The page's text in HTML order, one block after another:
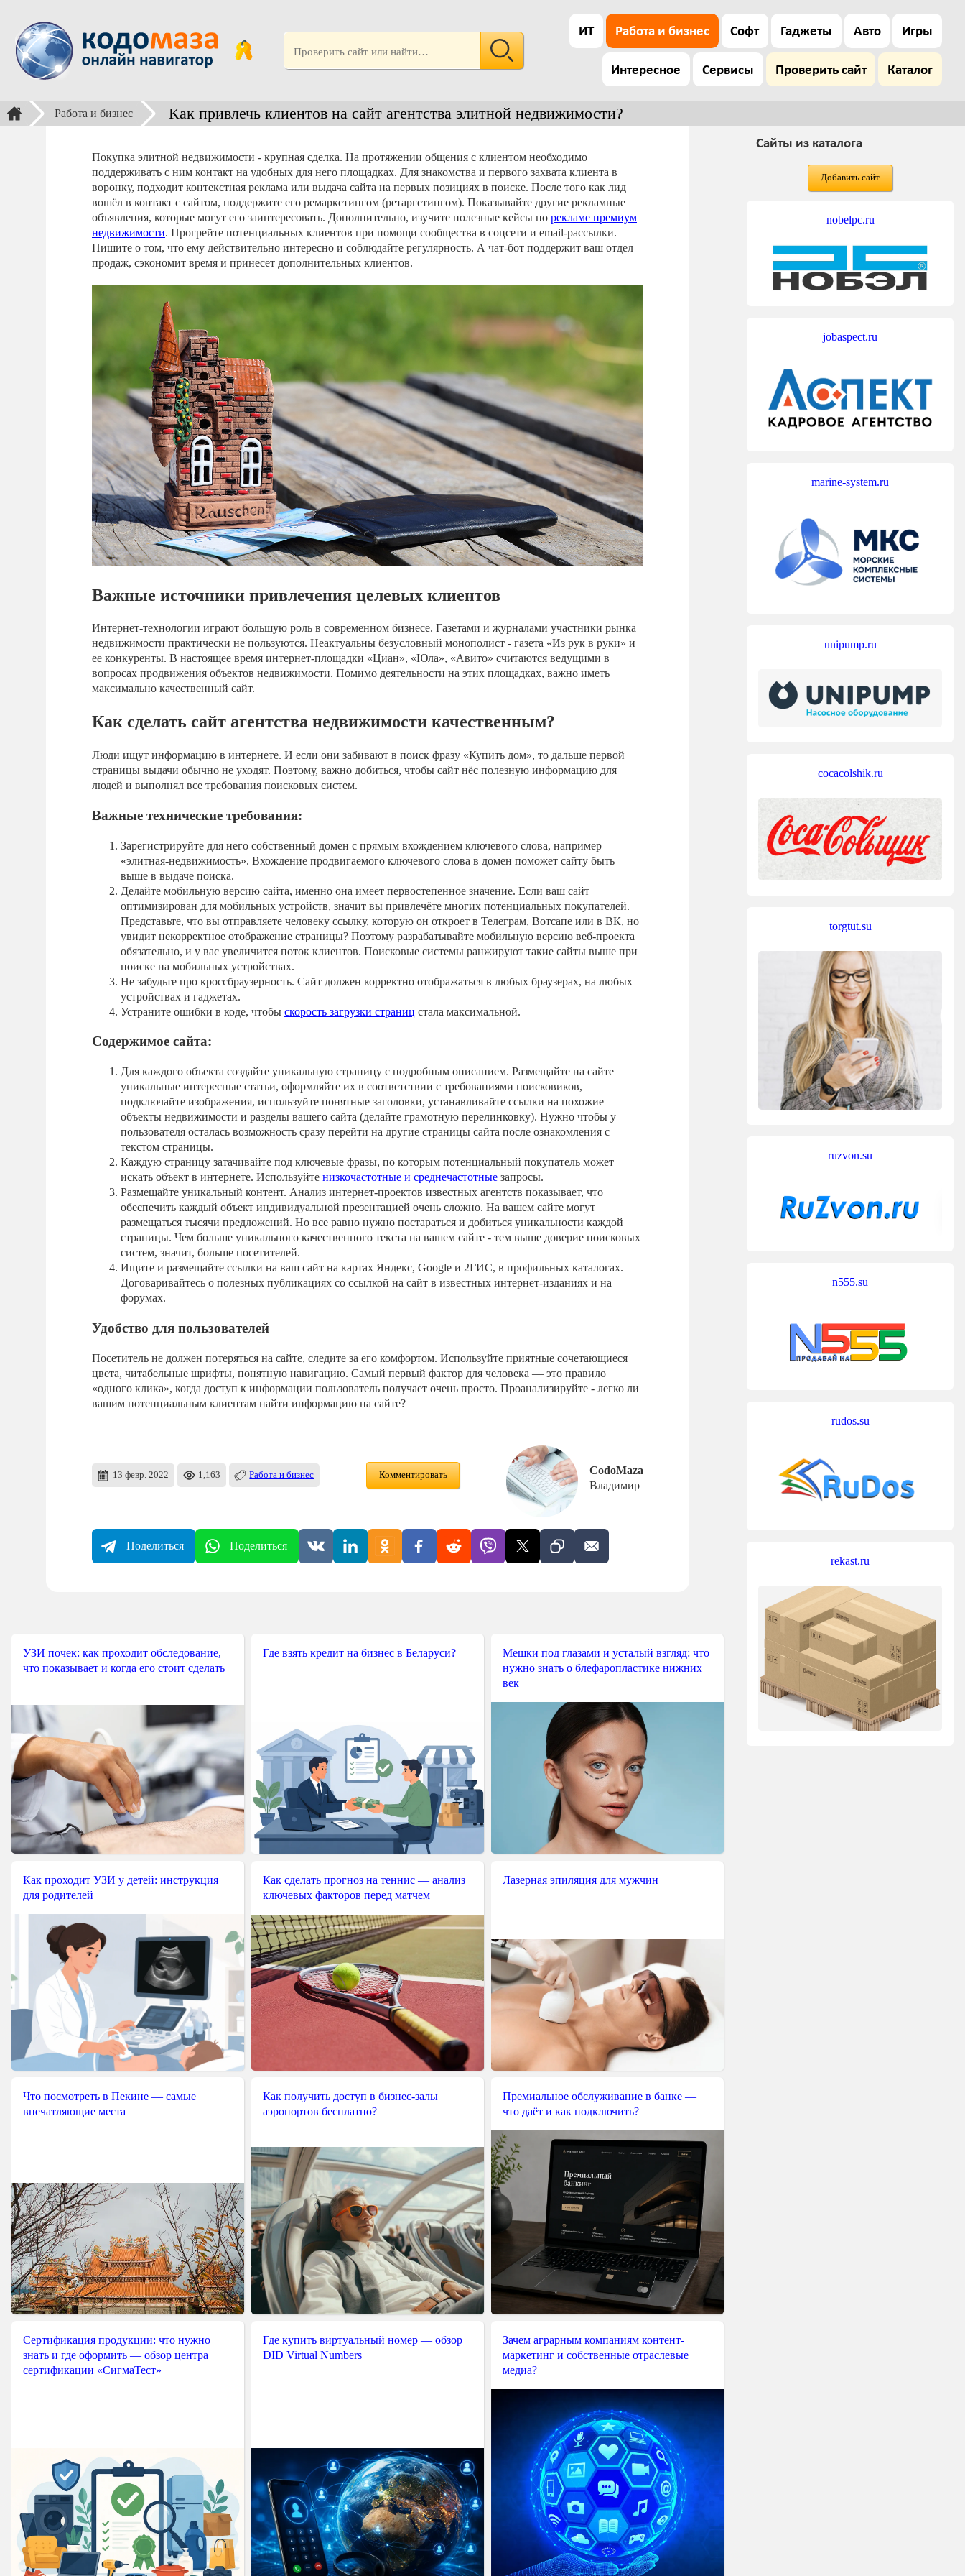
ИТ Работа и бизнес Софт Гаджеты Авто Игры
Интересное Сервисы Проверить сайт Каталог
Работа и бизнес Как привлечь клиентов на сайт агентства элитной недвижимости?
Покупка элитной недвижимости - крупная сделка. На протяжении общения с клиентом необходимо
поддерживать с ним контакт на удобных для него площадках. Для знакомства и первого захвата клиента в
воронку, подходит контекстная реклама или выдача сайта на первых позициях в поиске. После того как лид
вошёл в контакт с сайтом, поддержите его ремаркетингом (ретаргетингом). Показывайте другие рекламные
объявления, которые могут его заинтересовать. Дополнительно, изучите полезные кейсы по рекламе премиум
недвижимости. Прогрейте потенциальных клиентов при помощи сообщества в соцсети и email-рассылки.
Пишите о том, что ему действительно интересно и соблюдайте регулярность. А чат-бот поддержит ваш отдел
продаж, сэкономит время и принесет дополнительных клиентов.
Важные источники привлечения целевых клиентов
Интернет-технологии играют большую роль в современном бизнесе. Газетами и журналами участники рынка
недвижимости практически не пользуются. Неактуальны безусловный монополист - газета «Из рук в руки» и
ее конкуренты. В настоящее время интернет-площадки «Циан», «Юла», «Авито» считаются ведущими в
вопросах продвижения объектов недвижимости. Помимо деятельности на этих площадках, важно иметь
максимально качественный сайт.
Как сделать сайт агентства недвижимости качественным?
Люди ищут информацию в интернете. И если они забивают в поиск фразу «Купить дом», то дальше первой
страницы выдачи обычно не уходят. Поэтому, важно добиться, чтобы сайт нёс полезную информацию для
людей и выполнял все требования поисковых систем.
Важные технические требования:
Зарегистрируйте для него собственный домен с прямым вхождением ключевого слова, например
«элитная-недвижимость». Вхождение продвигаемого ключевого слова в домен поможет сайту быть
выше в выдаче поиска.
Делайте мобильную версию сайта, именно она имеет первостепенное значение. Если ваш сайт
оптимизирован для мобильных устройств, значит вы привлечёте многих потенциальных покупателей.
Представьте, что вы отправляете человеку ссылку, которую он откроет в Телеграм, Вотсапе или в ВК, но
увидит некорректное отображение страницы? Поэтому разрабатывайте мобильную версию веб-проекта
обязательно, и у вас увеличится поток клиентов. Поисковые системы ранжируют такие сайты выше при
поиске на мобильных устройствах.
Не забудьте про кроссбраузерность. Сайт должен корректно отображаться в любых браузерах, на любых
устройствах и гаджетах.
Устраните ошибки в коде, чтобы скорость загрузки страниц стала максимальной.
Содержимое сайта:
Для каждого объекта создайте уникальную страницу с подробным описанием. Размещайте на сайте
уникальные интересные статьи, оформляйте их в соответствии с требованиями поисковиков,
подключайте изображения, используйте понятные заголовки, устанавливайте ссылки на похожие
объекты недвижимости и разделы вашего сайта (делайте грамотную перелинковку). Нужно чтобы у
пользователя осталась возможность сразу перейти на другие страницы сайта после ознакомления с
текстом страницы.
Каждую страницу затачивайте под ключевые фразы, по которым потенциальный покупатель может
искать объект в интернете. Используйте низкочастотные и среднечастотные запросы.
Размещайте уникальный контент. Анализ интернет-проектов известных агентств показывает, что
обеспечить каждый объект индивидуальной презентацией очень сложно. На вашем сайте могут
размещаться тысячи предложений. Но все равно нужно постараться и добиться уникальности каждой
страницы. Чем больше уникального качественного текста на вашем сайте - тем выше доверие поисковых
систем, значит, больше посетителей.
Ищите и размещайте ссылки на ваш сайт на картах Яндекс, Google и 2ГИС, в профильных каталогах.
Договаривайтесь о полезных публикациях со ссылкой на сайт в известных интернет-изданиях и на
форумах.
Удобство для пользователей
Посетитель не должен потеряться на сайте, следите за его комфортом. Используйте приятные сочетающиеся
цвета, читабельные шрифты, понятную навигацию. Самый первый фактор для человека — это правило
«одного клика», когда доступ к информации пользователь получает очень просто. Проанализируйте - легко ли
вашим потенциальным клиентам найти информацию на сайте?
13 февр. 2022 1,163 Работа и бизнес Комментировать
CodoMaza
Владимир
Поделиться Поделиться
УЗИ почек: как проходит обследование,
что показывает и когда его стоит сделать
Где взять кредит на бизнес в Беларуси?
Мешки под глазами и усталый взгляд: что
нужно знать о блефаропластике нижних
век
Как проходит УЗИ у детей: инструкция
для родителей
Как сделать прогноз на теннис — анализ
ключевых факторов перед матчем
Лазерная эпиляция для мужчин
Что посмотреть в Пекине — самые
впечатляющие места
Как получить доступ в бизнес-залы
аэропортов бесплатно?
Премиальное обслуживание в банке —
что даёт и как подключить?
Сертификация продукции: что нужно
знать и где оформить — обзор центра
сертификации «СигмаТест»
Где купить виртуальный номер — обзор
DID Virtual Numbers
Зачем аграрным компаниям контент-
маркетинг и собственные отраслевые
медиа?
Сайты из каталога
Добавить сайт
nobelpc.ru
jobaspect.ru
marine-system.ru
unipump.ru
cocacolshik.ru
torgtut.su
ruzvon.su
n555.su
rudos.su
rekast.ru